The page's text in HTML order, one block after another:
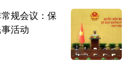
规会议：保
活动